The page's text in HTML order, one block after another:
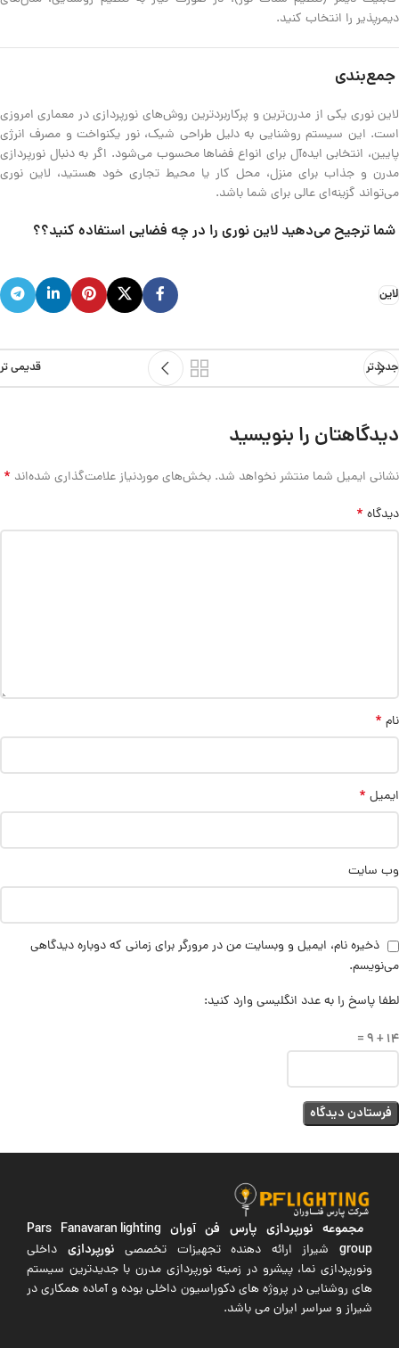
دیمرپذیر را انتخاب کنید.
جمع‌بندی
لاین نوری یکی از مدرن‌ترین و پرکاربردترین روش‌های نورپردازی در معماری امروزی
است. این سیستم روشنایی به دلیل طراحی شیک، نور یکنواخت و مصرف انرژی
پایین، انتخابی ایده‌آل برای انواع فضاها محسوب می‌شود. اگر به دنبال نورپردازی
مدرن و جذاب برای منزل، محل کار یا محیط تجاری خود هستید، لاین نوری
می‌تواند گزینه‌ای عالی برای شما باشد.
شما ترجیح می‌دهید لاین نوری را در چه فضایی استفاده کنید؟؟
لاین
جدیدتر قدیمی تر
دیدگاهتان را بنویسید
نشانی ایمیل شما منتشر نخواهد شد. بخش‌های موردنیاز علامت‌گذاری شده‌اند *
دیدگاه *
نام *
ایمیل *
وب‌ سایت
ذخیره نام، ایمیل و وبسایت من در مرورگر برای زمانی که دوباره دیدگاهی
می‌نویسم.
لطفا پاسخ را به عدد انگلیسی وارد کنید:
14 + 9 =
مجموعه نورپردازی پارس فن آوران Pars Fanavaran lighting
groupشیراز ارائه دهنده تجهیزات تخصصی نورپردازی داخلی
ونورپردازی نما، پیشرو در زمینه نورپردازی مدرن با جدیدترین سیستم
های روشنایی در پروژه های دکوراسیون داخلی بوده و آماده همکاری در
شیراز و سراسر ایران می باشد.